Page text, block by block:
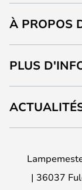
À PROPOS
PLUS
36037